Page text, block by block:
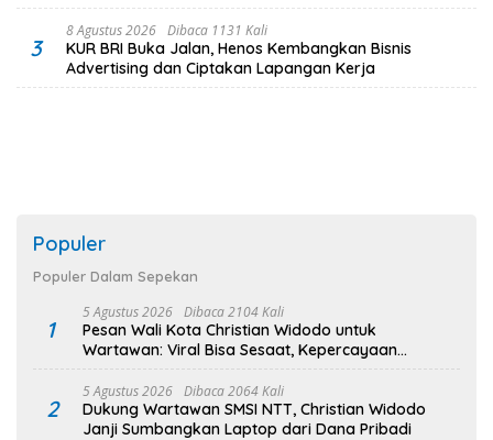
3
8 Agustus 2026 Dibaca 1131 Kali
KUR BRI Buka Jalan, Henos Kembangkan Bisnis
Advertising dan Ciptakan Lapangan Kerja
Populer
Populer Dalam Sepekan
1
5 Agustus 2026 Dibaca 2104 Kali
Pesan Wali Kota Christian Widodo untuk
Wartawan: Viral Bisa Sesaat, Kepercayaan
Bertahan Lama
2
5 Agustus 2026 Dibaca 2064 Kali
Dukung Wartawan SMSI NTT, Christian Widodo
Janji Sumbangkan Laptop dari Dana Pribadi